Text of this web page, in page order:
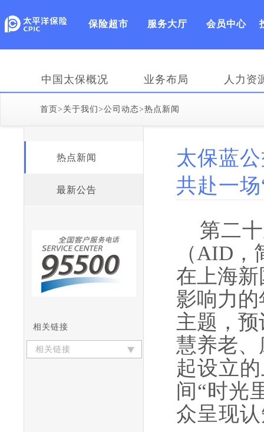
保险超市 服务大厅 会员中心
中国太保概况 业务布局 人力资
首页> 关于我们 >公司动态>热点新闻
热点新闻
最新公告
相关链接
相关链接
太保蓝
共赴一
第二
（AID
在上海
影响力
主题，
慧养老
起设立
间“时光
众呈现